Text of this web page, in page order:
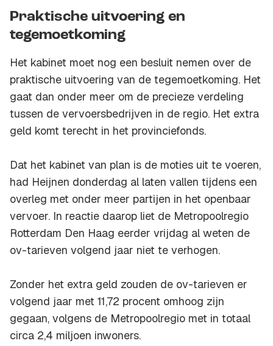
Praktische uitvoering en
tegemoetkoming
Het kabinet moet nog een besluit nemen over de
praktische uitvoering van de tegemoetkoming. Het
gaat dan onder meer om de precieze verdeling
tussen de vervoersbedrijven in de regio. Het extra
geld komt terecht in het provinciefonds.
Dat het kabinet van plan is de moties uit te voeren,
had Heijnen donderdag al laten vallen tijdens een
overleg met onder meer partijen in het openbaar
vervoer. In reactie daarop liet de Metropoolregio
Rotterdam Den Haag eerder vrijdag al weten de
ov-tarieven volgend jaar niet te verhogen.
Zonder het extra geld zouden de ov-tarieven er
volgend jaar met 11,72 procent omhoog zijn
gegaan, volgens de Metropoolregio met in totaal
circa 2,4 miljoen inwoners.